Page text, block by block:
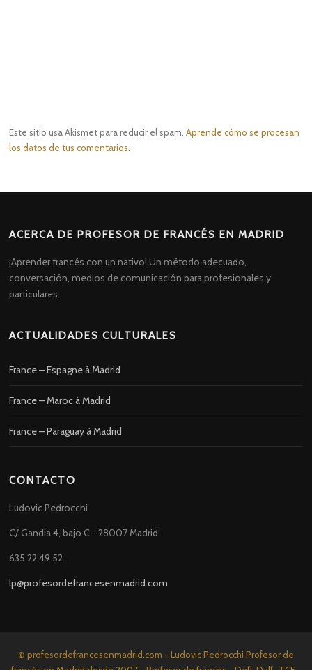
Este sitio usa Akismet para reducir el spam.Aprende cómo se procesan
los datos de tus comentarios.
ACERCA DE PROFESOR DE FRANCÉS EN MADRID
¡Aprender francés con un nativo! Un método adecuado,
conversación, medios de comunicación para profesionales y
particulares.
ACTUALIDADES CULTURALES
France – Espagne à Madrid
France – Maroc à Madrid
France – Paraguay à Madrid
CONTACTO
Ludovic Pedrocchi
C/ Gandia 4, bajo C - 28007 Madrid
635 22 49 52
lp@profesordefrancesenmadrid.com
© profesordefrancesenmadrid.com - Ludovic Pedrocchi Profesor de